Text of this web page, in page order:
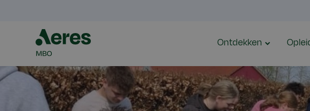
Ontdekken